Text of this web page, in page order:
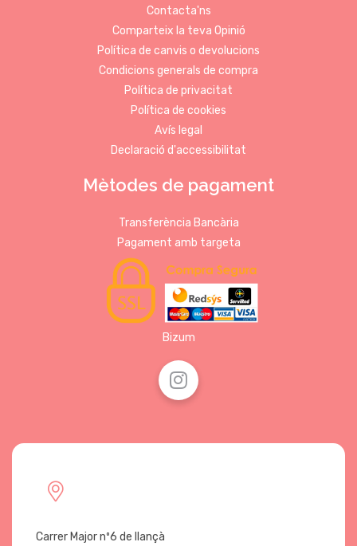
Contacta'ns
Comparteix la teva Opinió
Política de canvis o devolucions
Condicions generals de compra
Política de privacitat
Política de cookies
Avís legal
Declaració d'accessibilitat
Mètodes de pagament
Transferència Bancària
Pagament amb targeta
Bizum
Carrer Major nº6 de llançà